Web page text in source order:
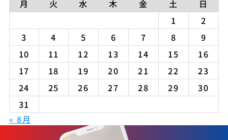
月
火 水 木 金 土
日
1
2
3
4 5 6 7 8
9
10
11 12 13 14 15
16
17
18 19 20 21 22
23
24
25 26 27 28 29
30
31
« 8月